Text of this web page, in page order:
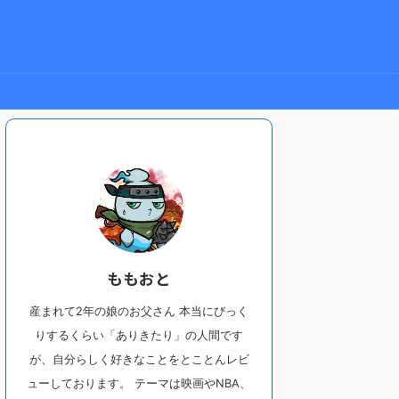
ももおと
産まれて2年の娘のお父さん 本当にびっく
りするくらい「ありきたり」の人間です
が、自分らしく好きなことをとことんレビ
ューしております。 テーマは映画やNBA、